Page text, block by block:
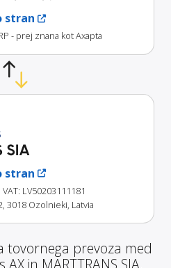
stran
- prej znana kot Axapta
SIA
stran
· VAT: LV50203111181
3018 Ozolnieki, Latvia
tovornega prevoza med
in MARTTRANS SIA.